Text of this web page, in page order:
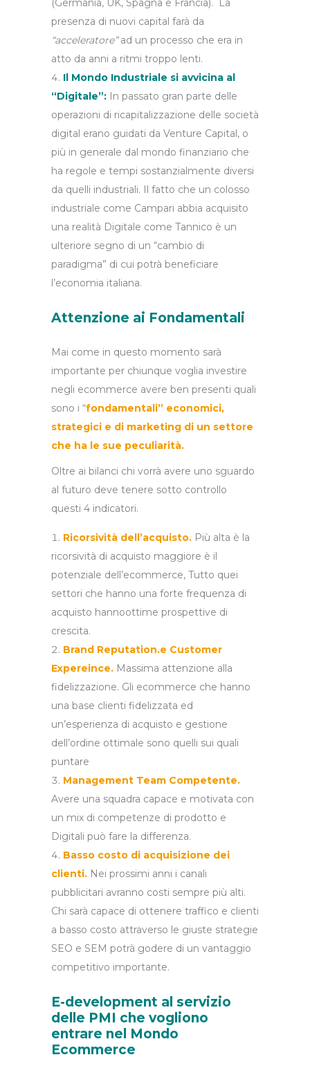
(Germania, UK, Spagna e Francia). La
presenza di nuovi capital farà da
“acceleratore”ad un processo che era in
atto da anni a ritmi troppo lenti.
Il Mondo Industriale si avvicina al
“Digitale”: In passato gran parte delle
operazioni di ricapitalizzazione delle società
digital erano guidati da Venture Capital, o
più in generale dal mondo finanziario che
ha regole e tempi sostanzialmente diversi
da quelli industriali. Il fatto che un colosso
industriale come Campari abbia acquisito
una realità Digitale come Tannico è un
ulteriore segno di un “cambio di
paradigma” di cui potrà beneficiare
l’economia italiana.
Attenzione ai Fondamentali
Mai come in questo momento sarà
importante per chiunque voglia investire
negli ecommerce avere ben presenti quali
sono i “fondamentali” economici,
strategici e di marketing di un settore
che ha le sue peculiarità.
Oltre ai bilanci chi vorrà avere uno sguardo
al futuro deve tenere sotto controllo
questi 4 indicatori.
Ricorsività dell’acquisto. Più alta è la
ricorsività di acquisto maggiore è il
potenziale dell’ecommerce, Tutto quei
settori che hanno una forte frequenza di
acquisto hannoottime prospettive di
crescita.
Brand Reputation.e Customer
Expereince. Massima attenzione alla
fidelizzazione. Gli ecommerce che hanno
una base clienti fidelizzata ed
un’esperienza di acquisto e gestione
dell’ordine ottimale sono quelli sui quali
puntare
Management Team Competente.
Avere una squadra capace e motivata con
un mix di competenze di prodotto e
Digitali può fare la differenza.
Basso costo di acquisizione dei
clienti. Nei prossimi anni i canali
pubblicitari avranno costi sempre più alti.
Chi sarà capace di ottenere traffico e clienti
a basso costo attraverso le giuste strategie
SEO e SEM potrà godere di un vantaggio
competitivo importante.
E-development al servizio
delle PMI che vogliono
entrare nel Mondo
Ecommerce